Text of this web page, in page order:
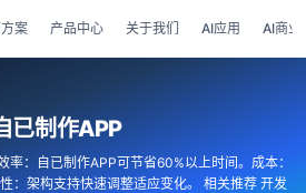
案 产品中心 关于我们 AI应用 AI商业
已制作APP
率：自已制作APP可节省60%以上时间。成本：
：架构支持快速调整适应变化。 相关推荐 开发